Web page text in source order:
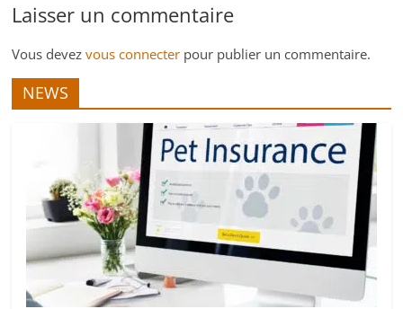
Laisser un commentaire
Vous devezvous connecter pour publier un commentaire.
NEWS